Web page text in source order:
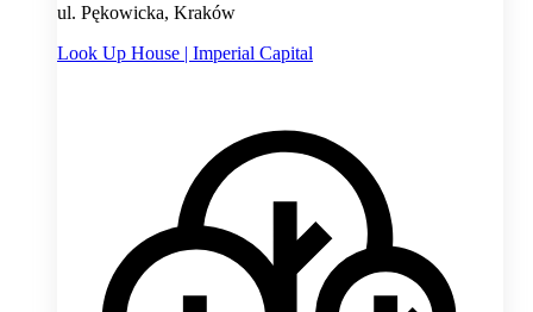
ul. Pękowicka, Kraków
Look Up House | Imperial Capital